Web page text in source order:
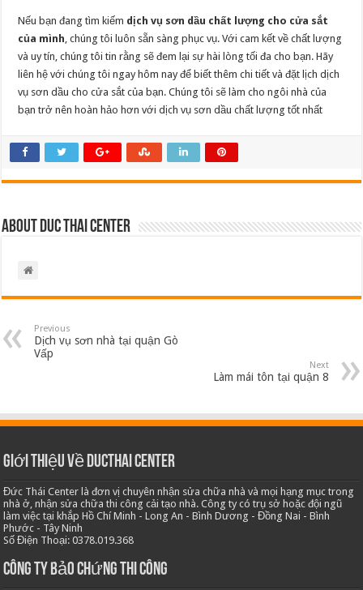
Nếu bạn đang tìm kiếm dịch vụ sơn dầu chất lượng cho cửa sắt
của mình , chúng tôi luôn sẵn sàng phục vụ. Với cam kết về chất lượng
và uy tín, chúng tôi tin rằng sẽ đem lại sự hài lòng tối đa cho bạn. Hãy
liên hệ với chúng tôi ngay hôm nay để biết thêm chi tiết và đặt lịch dịch
vụ sơn dầu cho cửa sắt của bạn. Chúng tôi sẽ làm cho ngôi nhà của
bạn trở nên hoàn hảo hơn với dịch vụ sơn dầu chất lượng tốt nhất
About Duc Thai Center
Previous
Dịch vụ sơn nhà tại quận Gò
Vấp
Next
Làm mái tôn tại quận 8
Giới thiệu về Ducthai Center
Đức Thái Center là đơn vị chuyên nhận sửa chữa nhà và mọi hạng mục trong
nhà ở, nhận sửa chữa thi công cải tạo nhà. Công ty có trụ sở hoặc đội ngũ
làm việc tại khắp Hồ Chí Minh - Long An - Bình Dương - Đồng Nai - Bình
Phước - Tây Ninh
Số Điện Thoại: 0378.019.368
Công ty bảo chứng thi công